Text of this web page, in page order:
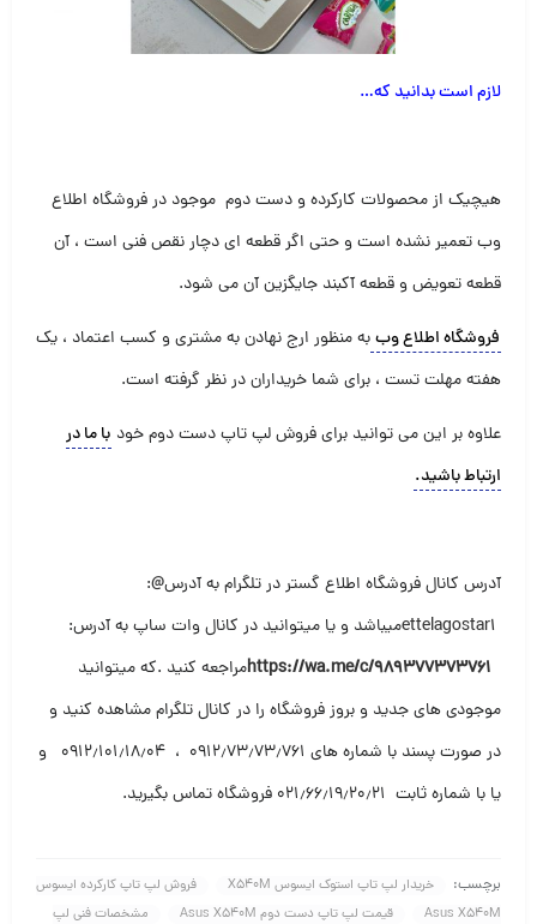
لازم است بدانید که…
هیچیک از محصولات کارکرده و دست دوم موجود در فروشگاه اطلاع
وب تعمیر نشده است و حتی اگر قطعه ای دچار نقص فنی است ، آن
قطعه تعویض و قطعه آکبند جایگزین آن می شود.
فروشگاه اطلاع وببه منظور ارج نهادن به مشتری و کسب اعتماد ، یک
هفته مهلت تست ، برای شما خریداران در نظر گرفته است.
علاوه بر این می توانید برای فروش لپ تاپ دست دوم خود با ما در
ارتباط باشید.
آدرس کانال فروشگاه اطلاع گستر در تلگرام به آدرس :@
ettelagostar1میباشد و یا میتوانید در کانال وات ساپ به آدرس:
https://wa.me/c/989377373761مراجعه کنید .که میتوانید
موجودی های جدید و بروز فروشگاه را در کانال تلگرام مشاهده کنید و
در صورت پسند با شماره های ۰۹۱۲٫۷۳٫۷۳٫۷۶۱ ، ۰۹۱۲٫۱۰۱٫۱۸٫۰۴ و
یا با شماره ثابت ۰۲۱٫۶۶٫۱۹٫۲۰٫۲۱ فروشگاه تماس بگیرید
.
برچسب: خریدار لپ تاپ استوک ایسوس X540M
فروش لپ تاپ کارکرده ایسوس
Asus X540M
قیمت لپ تاپ دست دوم Asus X540M
مشخصات فنی لپ